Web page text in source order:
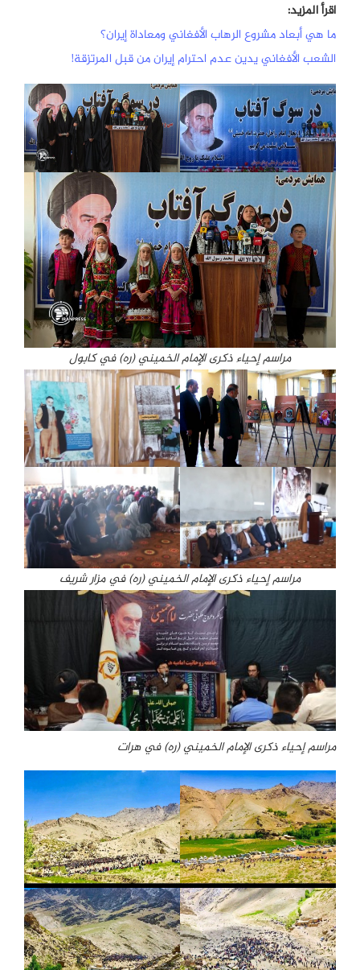
اقرأ المزيد:
ما هي أبعاد مشروع الرهاب الأفغاني ومعاداة إيران؟
الشعب الأفغاني يدين عدم احترام إيران من قبل المرتزقة!
مراسم إحياء ذكرى الإمام الخميني (ره) في كابول
مراسم إحياء ذكرى الإمام الخميني (ره) في مزار شريف
مراسم إحياء ذكرى الإمام الخميني (ره) في هرات